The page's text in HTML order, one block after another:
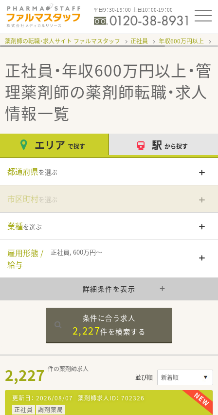
平日9：30-19：00 土日10：00-19：00
薬剤師の転職・求人サイト ファルマスタッフ 正社員 年収600万円以上
正社員・年収600万円以上・管
理薬剤師の薬剤師転職・求人
情報一覧
エリア で探す 駅 から探す
都道府県を選ぶ
市区町村を選ぶ
業種を選ぶ
雇用形態 /
給与
正社員, 600万円～
詳細条件を表示
条件に合う求人
2,227件を検索する
2,227 件の薬剤師求人
並び順
更新日： 2026/08/07 薬剤師求人ID： 702326
正社員
調剤薬局